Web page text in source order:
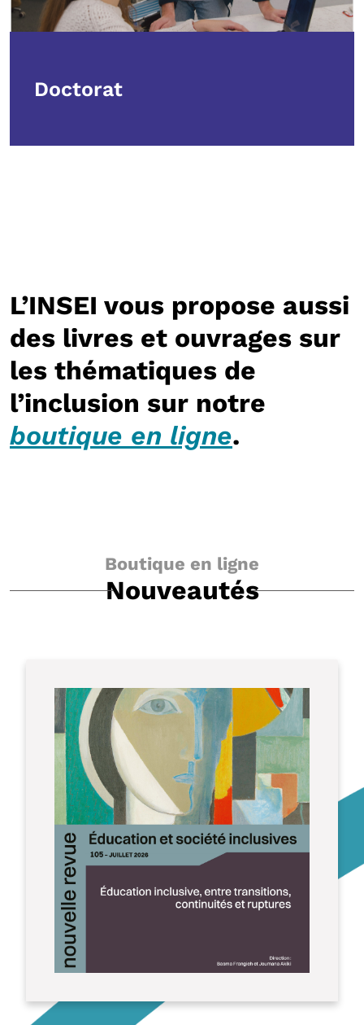
Doctorat
L’INSEI vous propose aussi
des livres et ouvrages sur
les thématiques de
l’inclusion sur notre
boutique en ligne.
Boutique en ligne
Nouveautés